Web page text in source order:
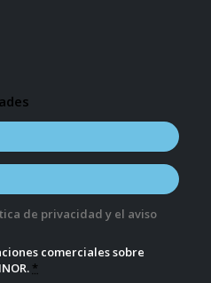
de privacidad y el aviso
comerciales sobre
*